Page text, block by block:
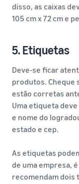
disso, as caixas
105 cm x 72 cm e
5. Etiquetas
Deve-se ficar
produtos. Cheque
estão corretas
Uma etiqueta
e nome do
estado e cep.
As etiquetas
de uma empresa,
recomendam dois